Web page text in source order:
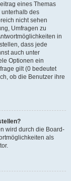
eines Themas
unterhalb des
nicht sehen
Umfragen zu
in
dass jede
auch unter
Optionen ein
gilt (0 bedeutet
ob die Benutzer ihre
wird durch die Board-
als